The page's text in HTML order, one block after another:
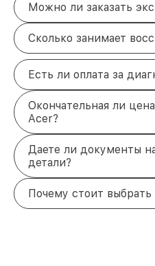
Можно ли заказать
Сколько занимает
Есть ли оплата за
Окончательная ли
Acer?
Даете ли документы
детали?
Почему стоит